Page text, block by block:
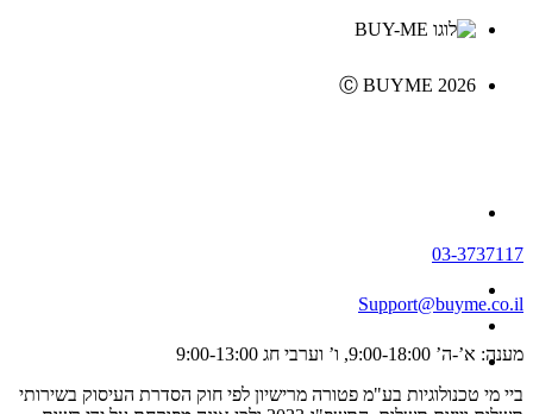
Ⓒ BUYME 2026
03-3737117
Support@buyme.co.il
מענה: א’-ה’ 9:00-18:00, ו’ וערבי חג 9:00-13:00
ביי מי טכנולוגיות בע"מ פטורה מרישיון לפי חוק הסדרת העיסוק בשירותי